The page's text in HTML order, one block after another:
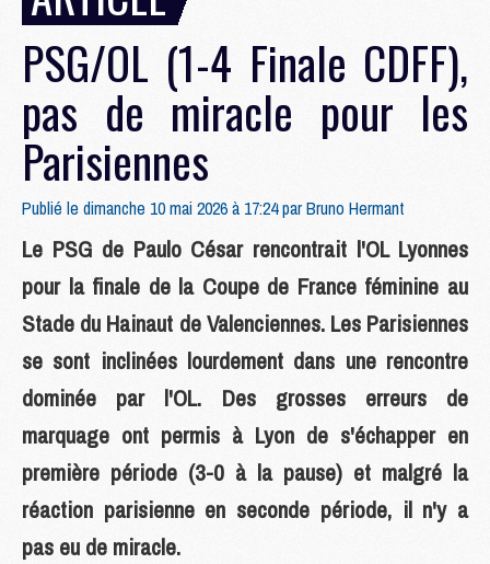
PSG/OL (1-4 Finale CDFF),
pas de miracle pour les
Parisiennes
Publié le dimanche 10 mai 2026 à 17:24 parBruno Hermant
Le PSG de Paulo César rencontrait l'OL Lyonnes
pour la finale de la Coupe de France féminine au
Stade du Hainaut de Valenciennes. Les Parisiennes
se sont inclinées lourdement dans une rencontre
dominée par l'OL. Des grosses erreurs de
marquage ont permis à Lyon de s'échapper en
première période (3-0 à la pause) et malgré la
réaction parisienne en seconde période, il n'y a
pas eu de miracle.